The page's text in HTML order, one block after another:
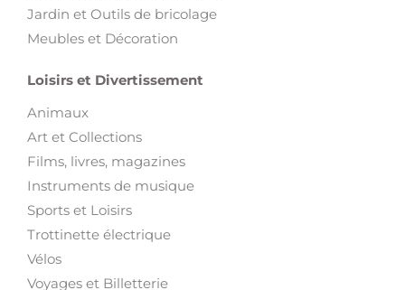
Jardin et Outils de bricolage
Meubles et Décoration
Loisirs et Divertissement
Animaux
Art et Collections
Films, livres, magazines
Instruments de musique
Sports et Loisirs
Trottinette électrique
Vélos
Voyages et Billetterie